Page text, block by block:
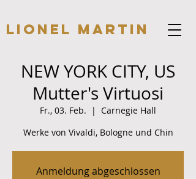
Lionel Martin
NEW YORK CITY, US
Mutter's Virtuosi
Fr., 03. Feb.
  |
Carnegie Hall
Werke von Vivaldi, Bologne und Chin
Anmeldung abgeschlossen